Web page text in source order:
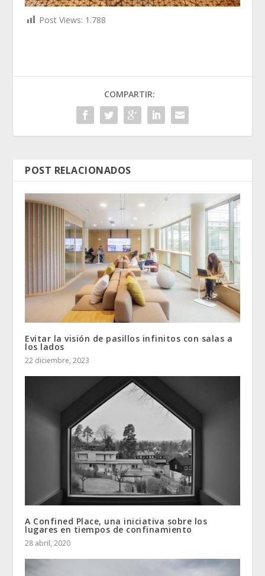
Post Views: 1.788
COMPARTIR:
POST RELACIONADOS
Evitar la visión de pasillos infinitos con salas a
los lados
22 diciembre, 2023
A Confined Place, una iniciativa sobre los
lugares en tiempos de confinamiento
28 abril, 2020